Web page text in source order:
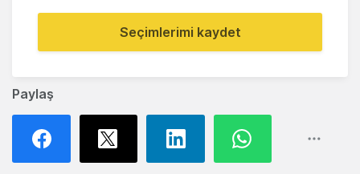
Paylaş
Seçimlerimi kaydet